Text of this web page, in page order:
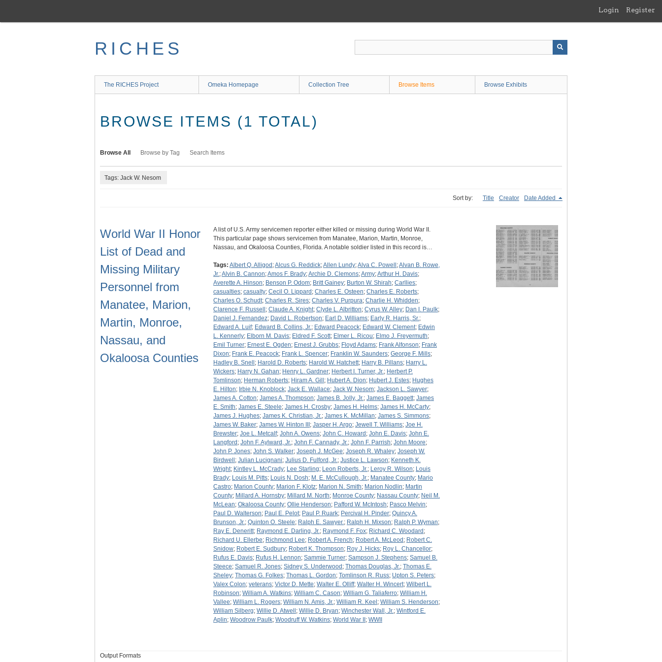
main
Login Register
RICHES
The RICHES Project Omeka Homepage Collection Tree Browse Items Browse Exhibits
BROWSE ITEMS (1 TOTAL)
Browse All Browse by Tag Search Items
Tags: Jack W. Nesom
Sort by: Title Creator Date Added
World War II Honor
List of Dead and
Missing Military
Personnel from
Manatee, Marion,
Martin, Monroe,
Nassau, and
Okaloosa Counties
A list of U.S. Army servicemen reporter either killed or missing during World War II.
This particular page shows servicemen from Manatee, Marion, Martin, Monroe,
Nassau, and Okaloosa Counties, Florida. A notable soldier listed in this record is…
Tags: Albert Q. Alligod ;Alcus G. Reddick;Allen Lundy;Alva C. Powell ;Alvan B. Rowe,
Jr.;Alvin B. Cannon;Amos F. Brady;Archie D. Clemons;Army;Arthur H. Davis;
Averette A. Hinson; Benson P. Odom; Britt Gainey; Burton W. Shirah; Carllies;
casualties; casualty; Cecil O. Lippard ; Charles E. Osteen; Charles E. Roberts;
Charles O. Schudt; Charles R. Sires; Charles V. Purpura; Charlie H. Whidden;
Clarence F. Russell ; Claude A. Knight; Clyde L. Albritton; Cyrus W. Alley; Dan I. Paulk;
Daniel J. Fernandez; David L. Robertson; Earl D. Williams; Early R. Harris, Sr.;
Edward A. Luif; Edward B. Collins, Jr.; Edward Peacock; Edward W. Clement; Edwin
L. Kennerly; Elborn M. Davis; Eldred F. Scott; Elmer L. Ricou; Elmo J. Freyermuth;
Emil Turner; Ernest E. Ogden; Ernest J. Grubbs; Floyd Adams; Frank Alfonson; Frank
Dixon; Frank E. Peacock; Frank L. Spencer; Franklin W. Saunders; George F. Mills;
Hadley B. Snell ; Harold D. Roberts; Harold W. Hatchett; Harry B. Pillans; Harry L.
Wickers; Harry N. Gahan; Henry L. Gardner; Herbert I. Turner, Jr.; Herbert P.
Tomlinson; Herman Roberts; Hiram A. Gill ; Hubert A. Dion; Hubert J. Estes; Hughes
E. Hilton; Irbie N. Knoblock; Jack E. Wallace; Jack W. Nesom; Jackson L. Sawyer;
James A. Cotton; James A. Thompson; James B. Jolly, Jr.; James E. Baggett; James
E. Smith; James E. Steele; James H. Crosby; James H. Helms; James H. McCarty;
James J. Hughes; James K. Christian, Jr.; James K. McMillan; James S. Simmons;
James W. Baker; James W. Hinton III ; Jasper H. Argo; Jewell T. Williams; Joe H.
Brewster; Joe L. Metcalf; John A. Owens; John C. Howard ; John E. Davis; John E.
Langford ; John F. Aylward, Jr.; John F. Cannady, Jr.; John F. Parrish; John Moore;
John P. Jones; John S. Walker; Joseph J. McGee; Joseph R. Whaley; Joseph W.
Birdwell ; Julian Lucignani; Julius D. Fulford, Jr.; Justice L. Lawson; Kenneth K.
Wright; Kintley L. McCrady; Lee Starling; Leon Roberts, Jr.; Leroy R. Wilson; Louis
Brady; Louis M. Pitts; Louis N. Dosh; M. E. McCullough, Jr.; Manatee County; Mario
Castro; Marion County; Marion F. Klotz; Marion N. Smith; Marion Nodlin; Martin
County; Millard A. Hornsby; Millard M. North; Monroe County; Nassau County; Neil M.
McLean; Okaloosa County; Ollie Henderson; Pafford W. McIntosh; Pasco Melvin;
Paul D. Walterson; Paul E. Pelot; Paul P. Ruark; Percival H. Pinder; Quincy A.
Brunson, Jr.; Quinton O. Steele; Ralph E. Sawyer.; Ralph H. Mixson; Ralph P. Wyman;
Ray E. Deneritt; Raymond E. Darling, Jr.; Raymond F. Fox; Richard C. Woodard ;
Richard U. Ellerbe; Richmond Lee; Robert A. French; Robert A. McLeod ; Robert C.
Snidow; Robert E. Sudbury; Robert K. Thompson; Roy J. Hicks; Roy L. Chancellor;
Rufus E. Davis; Rufus H. Lennon; Sammie Turner; Sampson J. Stephens; Samuel B.
Steece; Samuel R. Jones; Sidney S. Underwood ; Thomas Douglas, Jr.; Thomas E.
Sheley; Thomas G. Folkes; Thomas L. Gordon; Tomlinson R. Russ; Upton S. Peters;
Valex Colon; veterans; Victor D. Mette; Walter E. Olliff; Walter H. Wincert; Wilbert L.
Robinson; William A. Watkins; William C. Cason; William G. Taliaferro; William H.
Vallee; William L. Rogers; William N. Amis, Jr.; William R. Keel ; William S. Henderson;
William Silberg; Willie D. Atwell ; Willie D. Bryan; Winchester Wall, Jr.; Wintford E.
Aplin; Woodrow Paulk; Woodruff W. Watkins; World War II ; WWII
Output Formats